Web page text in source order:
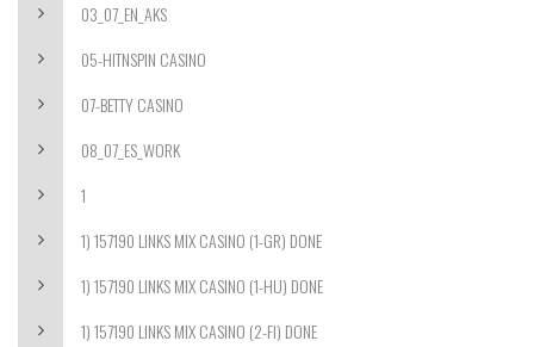
03_07_EN_AKS
05-HITNSPIN CASINO
07-BETTY CASINO
08_07_ES_WORK
1
1) 157190 LINKS MIX CASINO (1-GR) DONE
1) 157190 LINKS MIX CASINO (1-HU) DONE
1) 157190 LINKS MIX CASINO (2-FI) DONE